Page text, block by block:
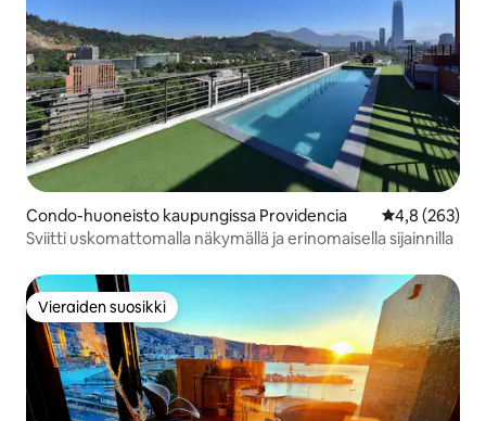
Condo-huoneisto kaupungissa Providencia
4,8 (263)
Sviitti uskomattomalla näkymällä ja erinomaisella sijainnilla
Vieraiden suosikki
Vieraiden suosikki